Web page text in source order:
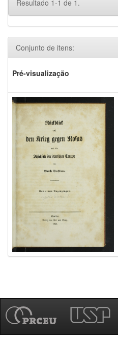
Resultado 1-1 de 1.
Conjunto de itens:
Pré-visualização